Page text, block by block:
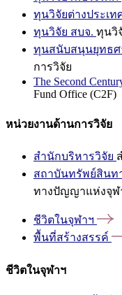
ทุนวิจัยต่างประเท
ทุนวิจัย สบจ. ทุนวิ
ทุนสนับสนุนยุทธศ
การวิจัย
The Second
Fund Office (C2F)
หน่วยงานด้านการวิจัย
สำนักบริหารวิจัย
สถาบันทรัพย์สินท
ทางปัญญาแห่งจุฬ
ชีวิตในจุฬาฯ
พื้นที่สร้างสรรค์
ชีวิตในจุฬาฯ